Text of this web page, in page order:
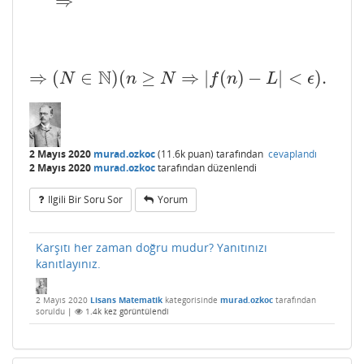
⇒ (N ∈ N)(n ≥ N ⇒ f(n) − L < ϵ).
⇒(N∈N )(n ≥N⇒| (n −L|<ϵ
2 Mayıs 2020 murad.ozkoc(11.6k puan) tarafından cevaplandı
2 Mayıs 2020 murad.ozkoctarafındandüzenlendi
Ilgili Bir Soru Sor Yorum
Karşıtı her zaman doğru mudur? Yanıtınızı
kanıtlayınız.
2 Mayıs 2020 Lisans Matematik kategorisinde murad.ozkoc tarafından
soruldu | 1.4k kez görüntülendi